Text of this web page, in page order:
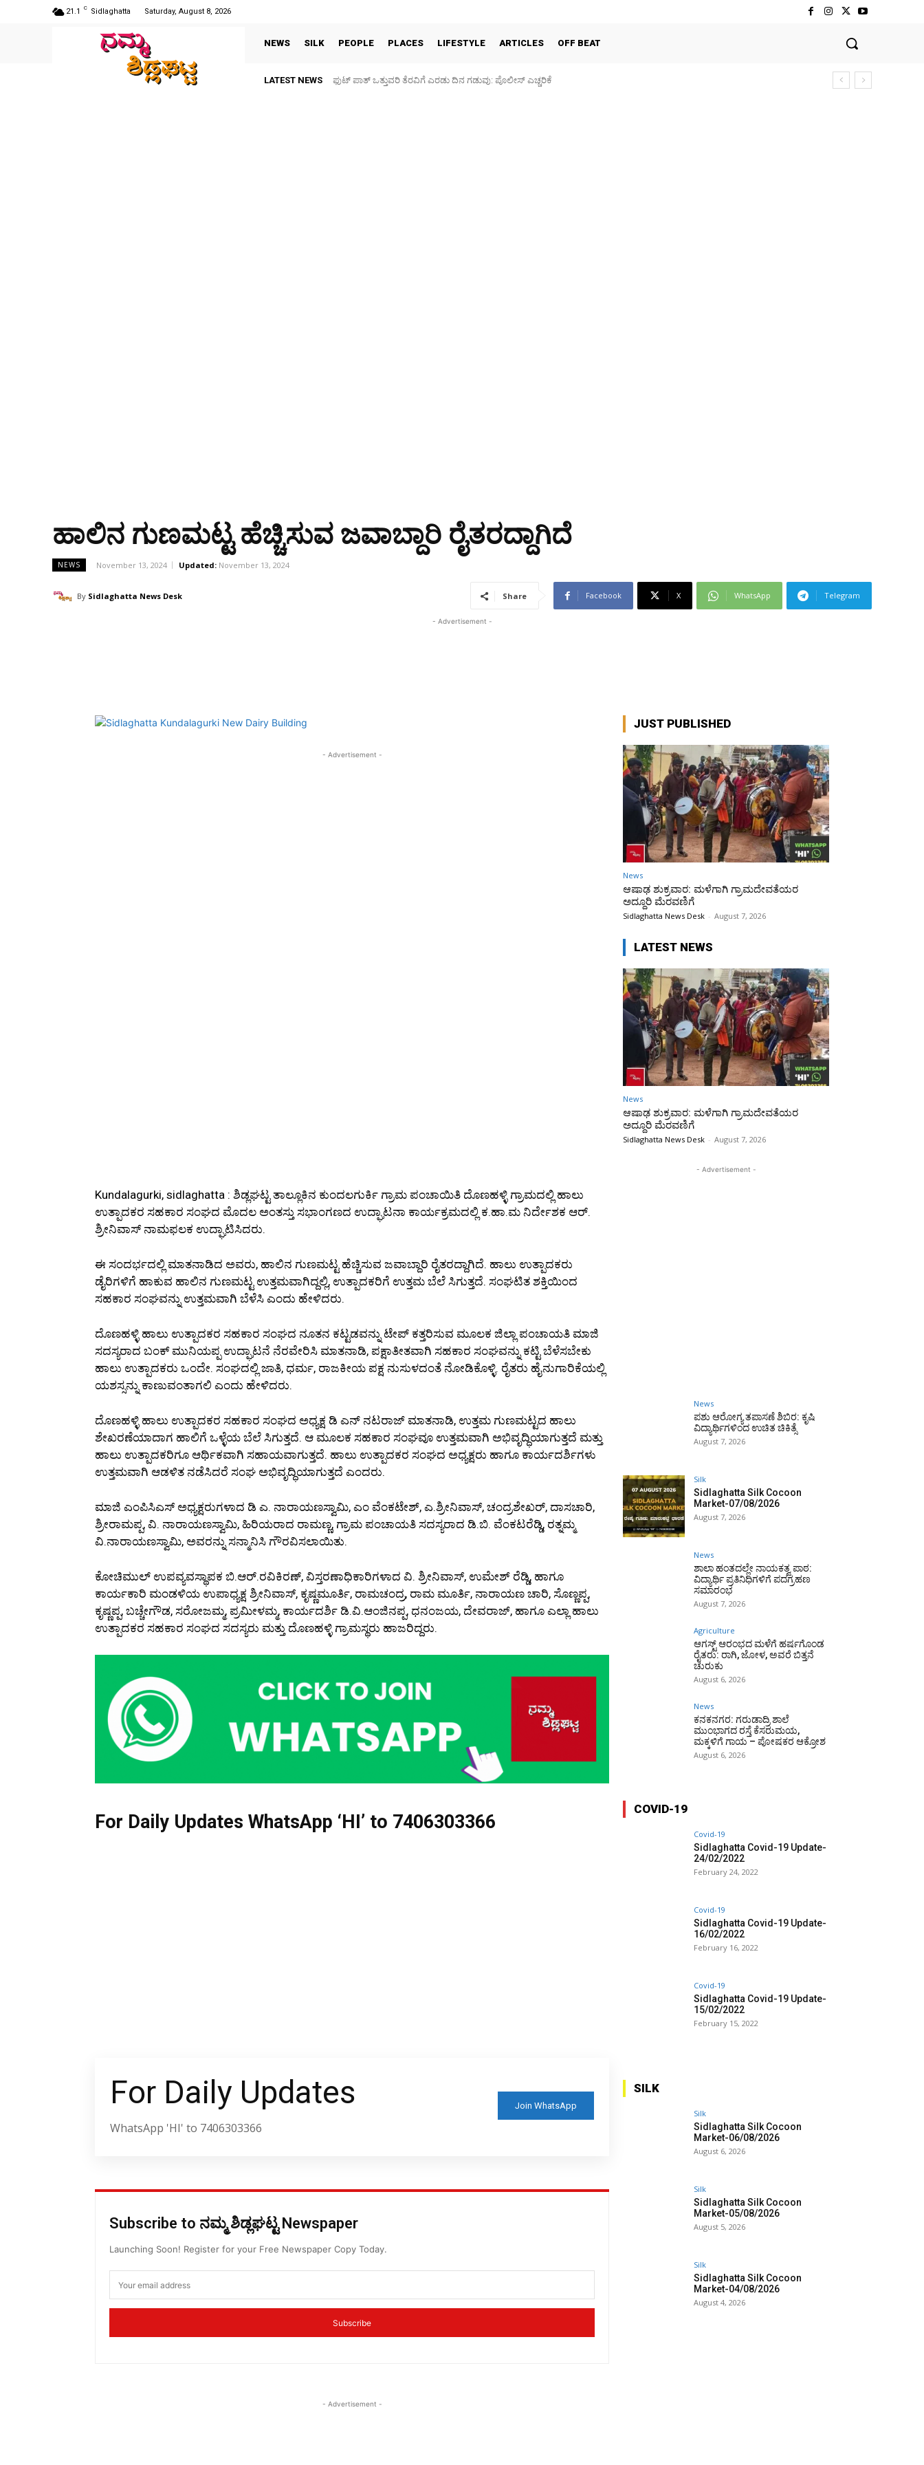
21.1 C Sidlaghatta Saturday, August 8, 2026
NEWS SILK PEOPLE PLACES LIFESTYLE ARTICLES OFF BEAT
LATEST NEWS ಫುಟ್‌ ಪಾತ್ ಒತ್ತುವರಿ ತೆರವಿಗೆ ಎರಡು ದಿನ ಗಡುವು: ಪೊಲೀಸ್ ಎಚ್ಚರಿಕೆ
ಹಾಲಿನ ಗುಣಮಟ್ಟ ಹೆಚ್ಚಿಸುವ ಜವಾಬ್ದಾರಿ ರೈತರದ್ದಾಗಿದೆ
NEWS November 13, 2024 Updated: November 13, 2024
By Sidlaghatta News Desk Share Facebook X WhatsApp Telegram
- Advertisement -
- Advertisement -
Kundalagurki, sidlaghatta : ಶಿಡ್ಲಘಟ್ಟ ತಾಲ್ಲೂಕಿನ ಕುಂದಲಗುರ್ಕಿ ಗ್ರಾಮ ಪಂಚಾಯಿತಿ ದೊಣಹಳ್ಳಿ ಗ್ರಾಮದಲ್ಲಿ ಹಾಲು
ಉತ್ಪಾದಕರ ಸಹಕಾರ ಸಂಘದ ಮೊದಲ ಅಂತಸ್ತು ಸಭಾಂಗಣದ ಉದ್ಘಾಟನಾ ಕಾರ್ಯಕ್ರಮದಲ್ಲಿ ಕ.ಹಾ.ಮ ನಿರ್ದೇಶಕ ಆರ್.
ಶ್ರೀನಿವಾಸ್ ನಾಮಫಲಕ ಉದ್ಘಾಟಿಸಿದರು.
ಈ ಸಂದರ್ಭದಲ್ಲಿ ಮಾತನಾಡಿದ ಅವರು, ಹಾಲಿನ ಗುಣಮಟ್ಟ ಹೆಚ್ಚಿಸುವ ಜವಾಬ್ದಾರಿ ರೈತರದ್ದಾಗಿದೆ. ಹಾಲು ಉತ್ಪಾದಕರು
ಡೈರಿಗಳಿಗೆ ಹಾಕುವ ಹಾಲಿನ ಗುಣಮಟ್ಟ ಉತ್ತಮವಾಗಿದ್ದಲ್ಲಿ, ಉತ್ಪಾದಕರಿಗೆ ಉತ್ತಮ ಬೆಲೆ ಸಿಗುತ್ತದೆ. ಸಂಘಟಿತ ಶಕ್ತಿಯಿಂದ
ಸಹಕಾರ ಸಂಘವನ್ನು ಉತ್ತಮವಾಗಿ ಬೆಳೆಸಿ ಎಂದು ಹೇಳಿದರು.
ದೊಣಹಳ್ಳಿ ಹಾಲು ಉತ್ಪಾದಕರ ಸಹಕಾರ ಸಂಘದ ನೂತನ ಕಟ್ಟಡವನ್ನು ಟೇಪ್ ಕತ್ತರಿಸುವ ಮೂಲಕ ಜಿಲ್ಲಾ ಪಂಚಾಯತಿ ಮಾಜಿ
ಸದಸ್ಯರಾದ ಬಂಕ್ ಮುನಿಯಪ್ಪ ಉದ್ಘಾಟನೆ ನೆರವೇರಿಸಿ ಮಾತನಾಡಿ, ಪಕ್ಷಾತೀತವಾಗಿ ಸಹಕಾರ ಸಂಘವನ್ನು ಕಟ್ಟಿ ಬೆಳೆಸಬೇಕು
ಹಾಲು ಉತ್ಪಾದಕರು ಒಂದೇ. ಸಂಘದಲ್ಲಿ ಜಾತಿ, ಧರ್ಮ, ರಾಜಕೀಯ ಪಕ್ಷ ನುಸುಳದಂತೆ ನೋಡಿಕೊಳ್ಳಿ. ರೈತರು ಹೈನುಗಾರಿಕೆಯಲ್ಲಿ
ಯಶಸ್ಸನ್ನು ಕಾಣುವಂತಾಗಲಿ ಎಂದು ಹೇಳಿದರು.
ದೊಣಹಳ್ಳಿ ಹಾಲು ಉತ್ಪಾದಕರ ಸಹಕಾರ ಸಂಘದ ಅಧ್ಯಕ್ಷ ಡಿ ಎನ್ ನಟರಾಜ್ ಮಾತನಾಡಿ, ಉತ್ತಮ ಗುಣಮಟ್ಟದ ಹಾಲು
ಶೇಖರಣೆಯಾದಾಗ ಹಾಲಿಗೆ ಒಳ್ಳೆಯ ಬೆಲೆ ಸಿಗುತ್ತದೆ. ಆ ಮೂಲಕ ಸಹಕಾರ ಸಂಘವೂ ಉತ್ತಮವಾಗಿ ಅಭಿವೃದ್ಧಿಯಾಗುತ್ತದೆ ಮತ್ತು
ಹಾಲು ಉತ್ಪಾದಕರಿಗೂ ಆರ್ಥಿಕವಾಗಿ ಸಹಾಯವಾಗುತ್ತದೆ. ಹಾಲು ಉತ್ಪಾದಕರ ಸಂಘದ ಅಧ್ಯಕ್ಷರು ಹಾಗೂ ಕಾರ್ಯದರ್ಶಿಗಳು
ಉತ್ತಮವಾಗಿ ಆಡಳಿತ ನಡೆಸಿದರೆ ಸಂಘ ಅಭಿವೃದ್ಧಿಯಾಗುತ್ತದೆ ಎಂದರು.
ಮಾಜಿ ಎಂಪಿಸಿಎಸ್ ಅಧ್ಯಕ್ಷರುಗಳಾದ ಡಿ ಎ. ನಾರಾಯಣಸ್ವಾಮಿ, ಎಂ ವೆಂಕಟೇಶ್, ಎ.ಶ್ರೀನಿವಾಸ್, ಚಂದ್ರಶೇಖರ್, ದಾಸಚಾರಿ,
ಶ್ರೀರಾಮಪ್ಪ, ವಿ. ನಾರಾಯಣಸ್ವಾಮಿ, ಹಿರಿಯರಾದ ರಾಮಣ್ಣ, ಗ್ರಾಮ ಪಂಚಾಯತಿ ಸದಸ್ಯರಾದ ಡಿ.ಬಿ. ವೆಂಕಟರೆಡ್ಡಿ, ರತ್ನಮ್ಮ
ವಿ.ನಾರಾಯಣಸ್ವಾಮಿ, ಅವರನ್ನು ಸನ್ಮಾನಿಸಿ ಗೌರವಿಸಲಾಯಿತು.
ಕೋಚಿಮುಲ್ ಉಪವ್ಯವಸ್ಥಾಪಕ ಬಿ.ಆರ್.ರವಿಕಿರಣ್, ವಿಸ್ತರಣಾಧಿಕಾರಿಗಳಾದ ವಿ. ಶ್ರೀನಿವಾಸ್, ಉಮೇಶ್ ರೆಡ್ಡಿ, ಹಾಗೂ
ಕಾರ್ಯಕಾರಿ ಮಂಡಳಿಯ ಉಪಾಧ್ಯಕ್ಷ ಶ್ರೀನಿವಾಸ್, ಕೃಷ್ಣಮೂರ್ತಿ, ರಾಮಚಂದ್ರ, ರಾಮ ಮೂರ್ತಿ, ನಾರಾಯಣ ಚಾರಿ, ಸೊಣ್ಣಪ್ಪ,
ಕೃಷ್ಣಪ್ಪ, ಬಚ್ಚೇಗೌಡ, ಸರೋಜಮ್ಮ, ಪ್ರಮೀಳಮ್ಮ, ಕಾರ್ಯದರ್ಶಿ ಡಿ.ವಿ.ಆಂಜಿನಪ್ಪ, ಧನಂಜಯ, ದೇವರಾಜ್, ಹಾಗೂ ಎಲ್ಲಾ ಹಾಲು
ಉತ್ಪಾದಕರ ಸಹಕಾರ ಸಂಘದ ಸದಸ್ಯರು ಮತ್ತು ದೊಣಹಳ್ಳಿ ಗ್ರಾಮಸ್ಥರು ಹಾಜರಿದ್ದರು.
For Daily Updates WhatsApp ‘HI’ to 7406303366
For Daily Updates
WhatsApp 'HI' to 7406303366
Join WhatsApp
Subscribe to ನಮ್ಮ ಶಿಡ್ಲಘಟ್ಟ Newspaper
Launching Soon! Register for your Free Newspaper Copy Today.
Subscribe
- Advertisement -
JUST PUBLISHED
News
ಆಷಾಢ ಶುಕ್ರವಾರ: ಮಳೆಗಾಗಿ ಗ್ರಾಮದೇವತೆಯರ
ಅದ್ದೂರಿ ಮೆರವಣಿಗೆ
Sidlaghatta News Desk - August 7, 2026
LATEST NEWS
News
ಆಷಾಢ ಶುಕ್ರವಾರ: ಮಳೆಗಾಗಿ ಗ್ರಾಮದೇವತೆಯರ
ಅದ್ದೂರಿ ಮೆರವಣಿಗೆ
Sidlaghatta News Desk - August 7, 2026
- Advertisement -
News
ಪಶು ಆರೋಗ್ಯ ತಪಾಸಣೆ ಶಿಬಿರ: ಕೃಷಿ
ವಿದ್ಯಾರ್ಥಿಗಳಿಂದ ಉಚಿತ ಚಿಕಿತ್ಸೆ
August 7, 2026
Silk
Sidlaghatta Silk Cocoon
Market-07/08/2026
August 7, 2026
News
ಶಾಲಾ ಹಂತದಲ್ಲೇ ನಾಯಕತ್ವ ಪಾಠ:
ವಿದ್ಯಾರ್ಥಿ ಪ್ರತಿನಿಧಿಗಳಿಗೆ ಪದಗ್ರಹಣ
ಸಮಾರಂಭ
August 7, 2026
Agriculture
ಆಗಸ್ಟ್ ಆರಂಭದ ಮಳೆಗೆ ಹರ್ಷಗೊಂಡ
ರೈತರು: ರಾಗಿ, ಜೋಳ, ಅವರೆ ಬಿತ್ತನೆ
ಚುರುಕು
August 6, 2026
News
ಕನಕನಗರ: ಗರುಡಾದ್ರಿ ಶಾಲೆ
ಮುಂಭಾಗದ ರಸ್ತೆ ಕೆಸರುಮಯ,
ಮಕ್ಕಳಿಗೆ ಗಾಯ – ಪೋಷಕರ ಆಕ್ರೋಶ
August 6, 2026
COVID-19
Covid-19
Sidlaghatta Covid-19 Update-
24/02/2022
February 24, 2022
Covid-19
Sidlaghatta Covid-19 Update-
16/02/2022
February 16, 2022
Covid-19
Sidlaghatta Covid-19 Update-
15/02/2022
February 15, 2022
SILK
Silk
Sidlaghatta Silk Cocoon
Market-06/08/2026
August 6, 2026
Silk
Sidlaghatta Silk Cocoon
Market-05/08/2026
August 5, 2026
Silk
Sidlaghatta Silk Cocoon
Market-04/08/2026
August 4, 2026